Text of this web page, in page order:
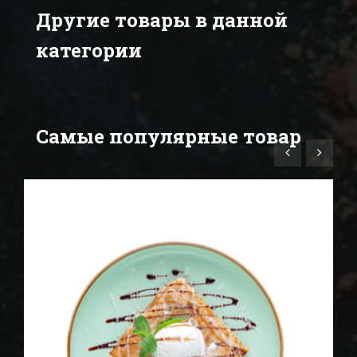
Другие товары в данной
категории
Самые популярные товар